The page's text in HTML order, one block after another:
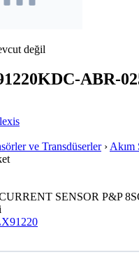
değil
ABR-
ve Transdüserler › Akım
SENSOR P&P